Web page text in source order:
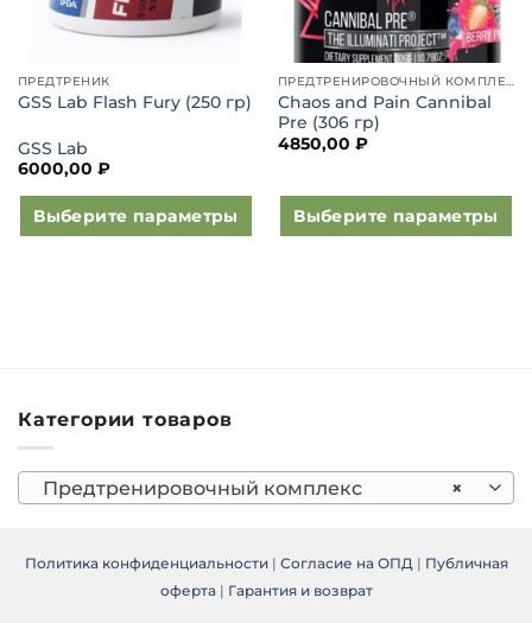
ПРЕДТРЕНИК
GSS Lab Flash Fury (250 гр)
GSS Lab
6000,00 ₽
Выберите параметры
выбрать
на
странице
товара.
ПРЕДТРЕНИРОВОЧНЫЙ КОМПЛЕКС
Chaos and Pain Cannibal
Pre (306 гр)
4850,00 ₽
Выберите параметры
странице
товара.
Категории товаров
×
Предтренировочный комплекс
Политика конфиденциальности| Согласие на ОПД | Публичная
оферта | Гарантия и возврат